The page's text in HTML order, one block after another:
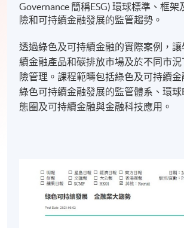
Governance 簡稱ESG) 環球標準、框
險和可持續金融發展的監管趨勢。
透過綠色及可持續金融的實際案例，
續金融產品和碳排放市場及於不同市況
險管理。課程範疇包括綠色及可持續金
綠色可持續金融發展的監管體系、環球
態圈及可持續金融與金融科技應用。